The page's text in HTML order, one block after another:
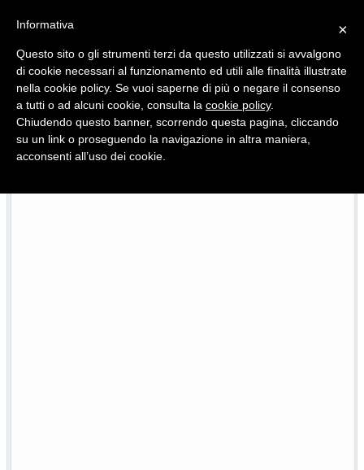
Quotidiano d'informazione distribuito in Molise con
×
Informativa
Questo sito o gli strumenti terzi da questo utilizzati si avvalgono
di cookie necessari al funzionamento ed utili alle finalità illustrate
nella cookie policy. Se vuoi saperne di più o negare il consenso
a tutti o ad alcuni cookie, consulta la cookie policy.
Chiudendo questo banner, scorrendo questa pagina, cliccando
su un link o proseguendo la navigazione in altra maniera,
acconsenti all’uso dei cookie.